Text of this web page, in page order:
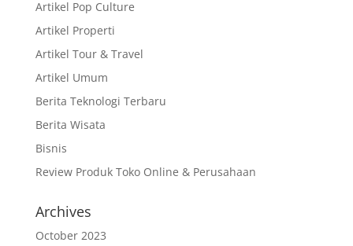
Artikel Pop Culture
Artikel Properti
Artikel Tour & Travel
Artikel Umum
Berita Teknologi Terbaru
Berita Wisata
Bisnis
Review Produk Toko Online & Perusahaan
Archives
October 2023